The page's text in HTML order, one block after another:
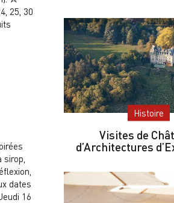
25, 30
dates
16
Histoire
Visites de
d’Architectures